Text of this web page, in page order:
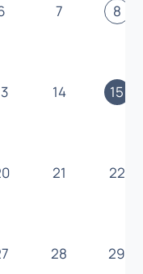
7 8
14 15
21 22
28 29